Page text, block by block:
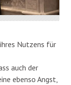
Nutzens für
auch der
ebenso Angst,